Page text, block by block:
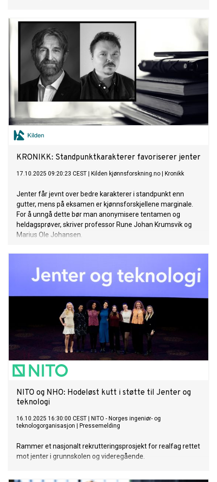
KRONIKK: Standpunktkarakterer favoriserer jenter
17.10.2025 09:20:23 CEST Kilden kjønnsforskning.no Kronikk
Jenter får jevnt over bedre karakterer i standpunkt enn
gutter, mens på eksamen er kjønnsforskjellene marginale.
For å unngå dette bør man anonymisere tentamen og
heldagsprøver, skriver professor Rune Johan Krumsvik og
Marius Ole Johansen.
NITO og NHO: Hodeløst kutt i støtte til Jenter og
teknologi
16.10.2025 16:30:00 CEST
NITO - Norges ingeniør- og
teknologorganisasjon
Pressemelding
Rammer et nasjonalt rekrutteringsprosjekt for realfag rettet
mot jenter i grunnskolen og videregående.